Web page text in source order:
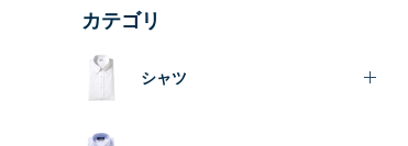
カテゴリ
シャツ